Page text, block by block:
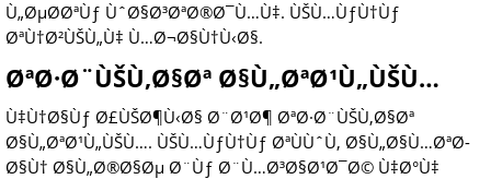
Ù„ØµØ­ØªÙƒ ÙˆØ§Ø³ØªØ®Ø¯Ù…Ù‡. ÙŠÙ…ÙƒÙ†Ùƒ
ØªÙ†Ø²ÙŠÙ„Ù‡ Ù…Ø¬Ø§Ù†Ù‹Ø§.
ØªØ·Ø¨ÙŠÙ‚Ø§Øª Ø§Ù„ØªØ¹Ù„ÙŠÙ…
Ù‡Ù†Ø§Ùƒ Ø£ÙŠØ¶Ù‹Ø§ Ø¨Ø¹Ø¶ ØªØ·Ø¨ÙŠÙ‚Ø§Øª
Ø§Ù„ØªØ¹Ù„ÙŠÙ…. ÙŠÙ…ÙƒÙ†Ùƒ ØªÙÙˆÙ‚ Ø§Ù„Ø§Ù…ØªØ­
Ø§Ù† Ø§Ù„Ø®Ø§Øµ Ø¨Ùƒ Ø¨Ù…Ø³Ø§Ø¹Ø¯Ø© Ù‡Ø°Ù‡